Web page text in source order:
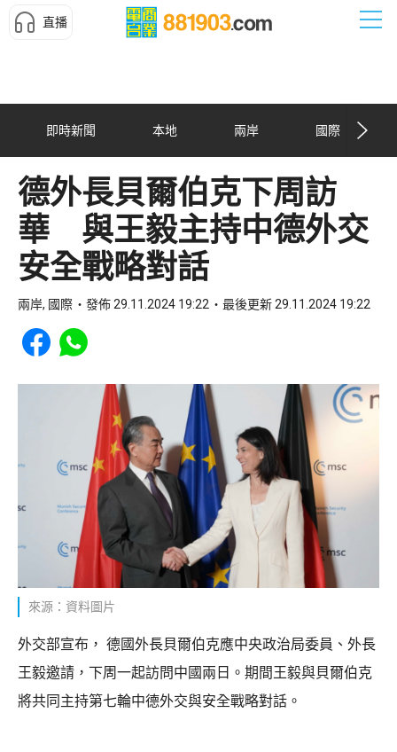
直播
即時新聞 本地 兩岸 國際
德外長貝爾伯克下周訪
華 與王毅主持中德外交
安全戰略對話
兩岸, 國際 發佈 29.11.2024 19:22 最後更新 29.11.2024 19:22
Share to Facebook
Share to WhatsApp
來源：資料圖片
外交部宣布， 德國外長貝爾伯克應中央政治局委員、外長
王毅邀請，下周一起訪問中國兩日。期間王毅與貝爾伯克
將共同主持第七輪中德外交與安全戰略對話。